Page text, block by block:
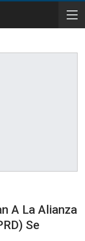
A La Alianza
Se